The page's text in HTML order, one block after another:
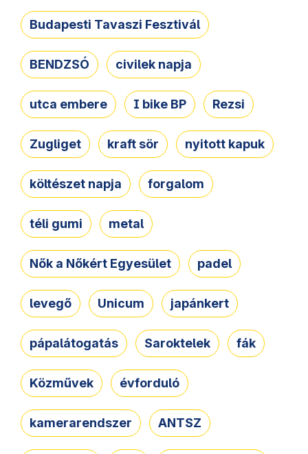
Budapesti Tavaszi Fesztivál
BENDZSÓ civilek napja
utca embere I bike BP Rezsi
Zugliget kraft sör nyitott kapuk
költészet napja forgalom
téli gumi metal
Nők a Nőkért Egyesület padel
levegő Unicum japánkert
pápalátogatás Saroktelek fák
Közművek évforduló
kamerarendszer ANTSZ